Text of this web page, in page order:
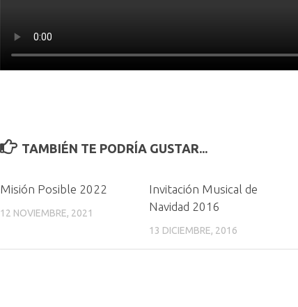
TAMBIÉN TE PODRÍA GUSTAR...
Misión Posible 2022
12 NOVIEMBRE, 2021
Invitación Musical de
Navidad 2016
13 DICIEMBRE, 2016